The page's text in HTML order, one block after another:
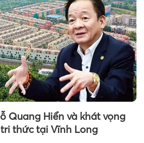
Quang Hiển và khát vọng
thức tại Vĩnh Long